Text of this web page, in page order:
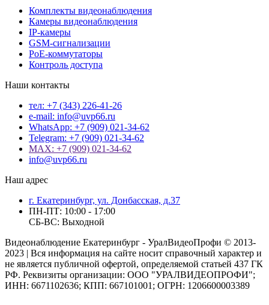
Комплекты видеонаблюдения
Камеры видеонаблюдения
IP-камеры
GSM-сигнализации
PoE-коммутаторы
Контроль доступа
Наши контакты
тел: +7 (343) 226-41-26
e-mail: info@uvp66.ru
WhatsApp: +7 (909) 021-34-62
Telegram: +7 (909) 021-34-62
MAX: +7 (909) 021-34-62
info@uvp66.ru
Наш адрес
г. Екатеринбург, ул. Донбасская, д.37
ПН-ПТ: 10:00 - 17:00
СБ-ВС: Выходной
Видеонаблюдение Екатеринбург - УралВидеоПрофи © 2013-
2023 | Вся информация на сайте носит справочный характер и
не является публичной офертой, определяемой статьей 437 ГК
РФ. Реквизиты организации: ООО "УРАЛВИДЕОПРОФИ";
ИНН: 6671102636; КПП: 667101001; ОГРН: 1206600003389